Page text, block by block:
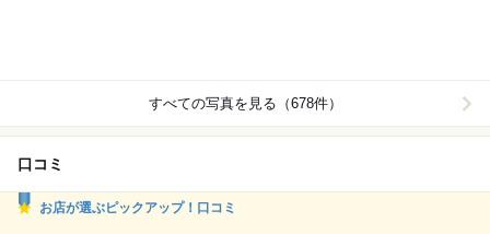
すべての写真を見る（678件）
口コミ
お店が選ぶピックアップ！口コミ